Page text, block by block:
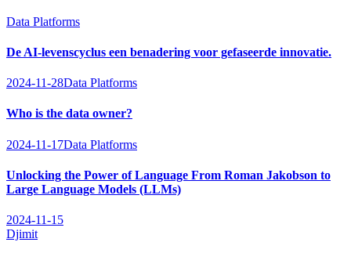
Data Platforms
De AI-levenscyclus een benadering voor gefaseerde innovatie.
2024-11-28Data Platforms
Who is the data owner?
2024-11-17Data Platforms
Unlocking the Power of Language From Roman Jakobson to
Large Language Models (LLMs)
2024-11-15
Djimit